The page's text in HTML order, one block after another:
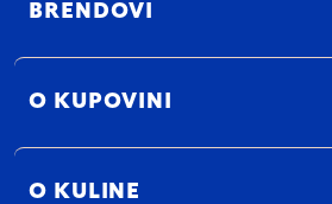
BRENDOVI
O KUPOVINI
O KULINE